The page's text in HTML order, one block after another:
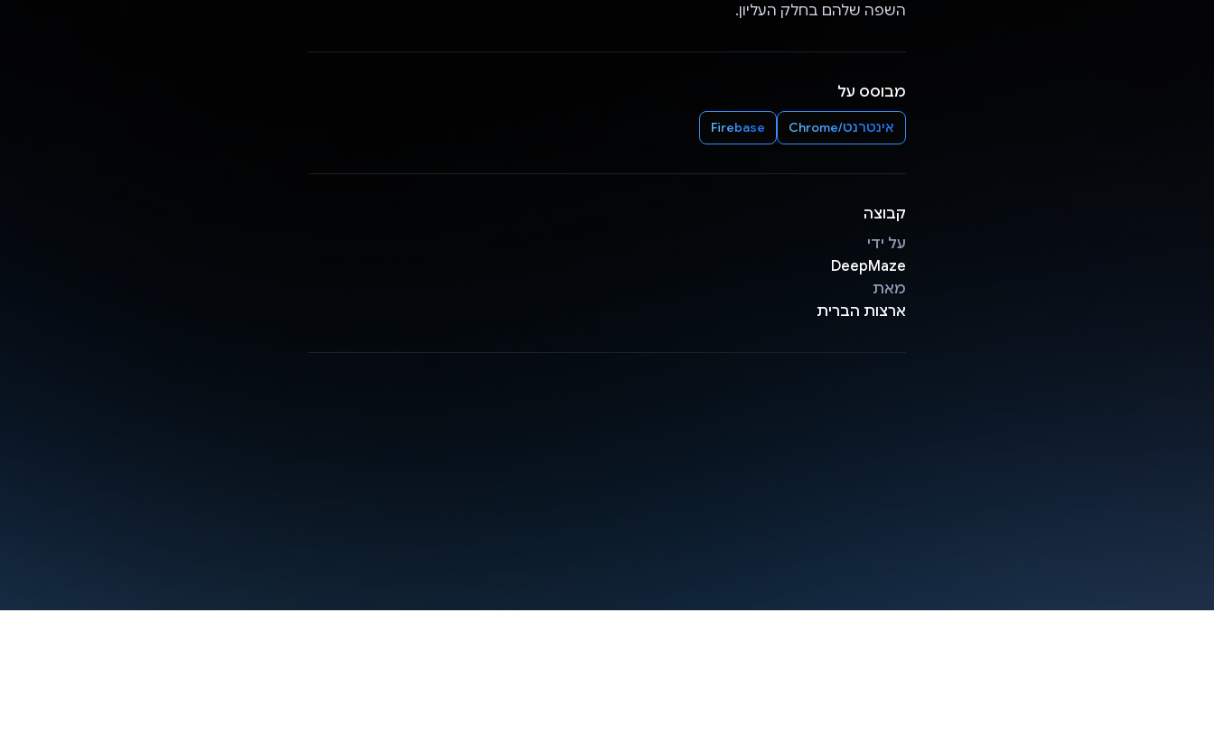
השפה שלהם בחלק העליון.
מבוסס על
אינטרנט/Chrome Firebase
קבוצה
על ידי
DeepMaze
מאת
ארצות הברית